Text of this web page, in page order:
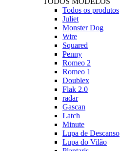
Todos os produtos
Juliet
Monster Dog
Wire
Squared
Penny
Romeo 2
Romeo 1
Doublex
Flak 2.0
radar
Gascan
Latch
Minute
Lupa de Descanso
Lupa do Vilão